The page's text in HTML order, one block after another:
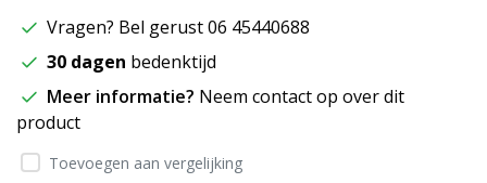
Vragen? Bel gerust 06 45440688
30 dagen bedenktijd
Meer informatie? Neem contact op over dit
product
Toevoegen aan vergelijking